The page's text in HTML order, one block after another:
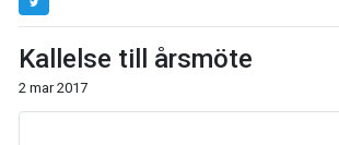
Kallelse till årsmöte
2 mar 2017